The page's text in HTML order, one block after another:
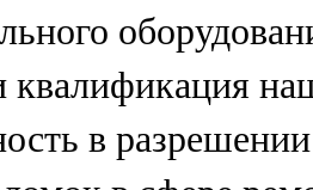
квалификация
в